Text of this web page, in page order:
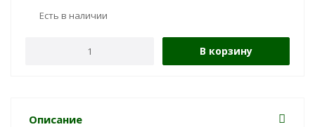
Есть в наличии
В корзину
Описание